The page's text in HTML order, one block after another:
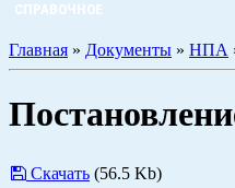
СПРАВОЧНОЕ
Главная » Документы » НПА
Скачать (56.5 Kb)